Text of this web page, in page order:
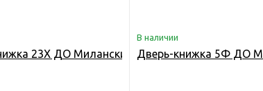
23Х ДО Миланский Орех
В наличии
Дверь-книжка 5Ф ДО